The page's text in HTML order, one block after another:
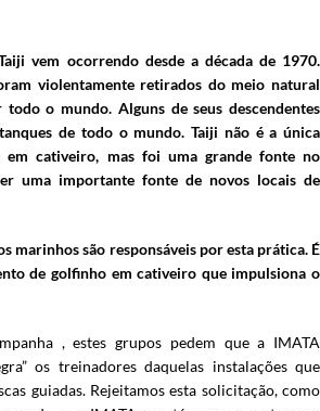
vem ocorrendo desde a década de 1970.
violentamente retirados do meio natural
o mundo. Alguns de seus descendentes
de todo o mundo. Taiji não é a única
em cativeiro, mas foi uma grande fonte no
uma importante fonte de novos locais de
marinhos são responsáveis ​​por esta prática. É
de golfinho em cativeiro que impulsiona o
, estes grupos pedem que a IMATA
os treinadores daquelas instalações que
guiadas. Rejeitamos esta solicitação, como